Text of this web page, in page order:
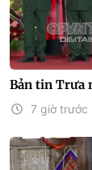
Bản tin Trưa
7 giờ trước